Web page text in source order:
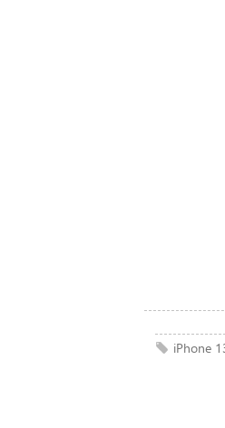
iPhone